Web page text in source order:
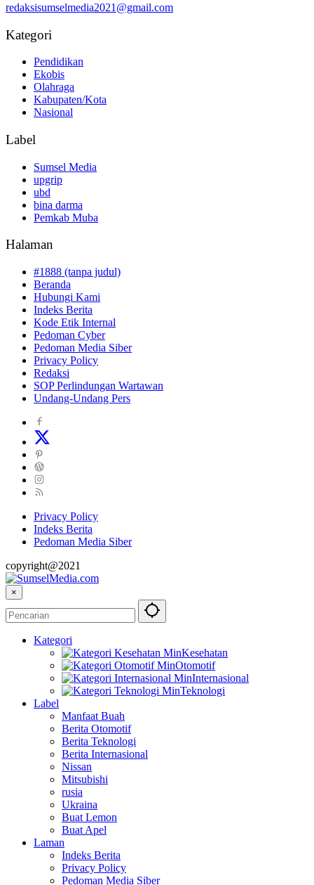
redaksisumselmedia2021@gmail.com
Kategori
Pendidikan
Ekobis
Olahraga
Kabupaten/Kota
Nasional
Label
Sumsel Media
upgrip
ubd
bina darma
Pemkab Muba
Halaman
#1888 (tanpa judul)
Beranda
Hubungi Kami
Indeks Berita
Kode Etik Internal
Pedoman Cyber
Pedoman Media Siber
Privacy Policy
Redaksi
SOP Perlindungan Wartawan
Undang-Undang Pers
Privacy Policy
Indeks Berita
Pedoman Media Siber
copyright@2021
×
Kategori
Kesehatan
Otomotif
Internasional
Teknologi
Label
Manfaat Buah
Berita Otomotif
Berita Teknologi
Berita Internasional
Nissan
Mitsubishi
rusia
Ukraina
Buat Lemon
Buat Apel
Laman
Indeks Berita
Privacy Policy
Pedoman Media Siber